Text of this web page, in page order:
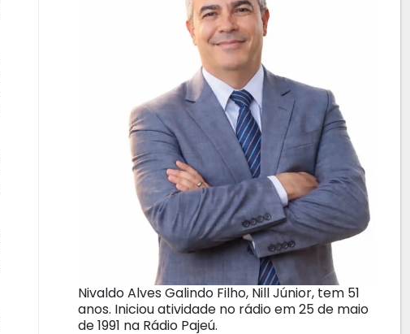
Nivaldo Alves Galindo Filho, Nill Júnior, tem 51
anos. Iniciou atividade no rádio em 25 de maio
de 1991 na Rádio Pajeú.